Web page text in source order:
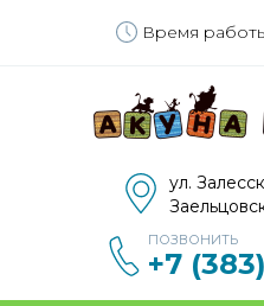
Время
ул.
ПОЗВОНИТЬ
+7